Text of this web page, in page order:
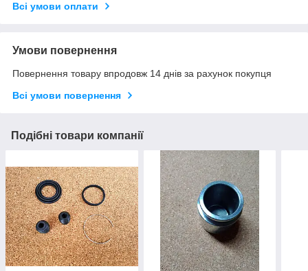
Всі умови оплати
Умови повернення
Повернення товару впродовж 14 днів за рахунок покупця
Всі умови повернення
Подібні товари компанії